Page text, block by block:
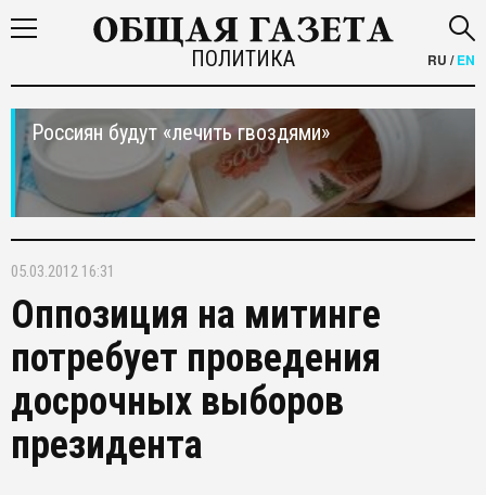
ПОЛИТИКА RU /EN
Россиян будут «лечить гвоздями»
05.03.2012 16:31
Оппозиция на митинге
потребует проведения
досрочных выборов
президента